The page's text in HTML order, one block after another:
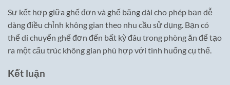
Sự kết hợp giữa ghế đơn và ghế băng dài cho phép bạn dễ
dàng điều chỉnh không gian theo nhu cầu sử dụng. Bạn có
thể di chuyển ghế đơn đến bất kỳ đâu trong phòng ăn để tạo
ra một cấu trúc không gian phù hợp với tình huống cụ thể.
Kết luận